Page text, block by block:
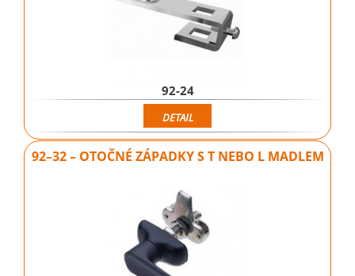
92-24
DETAIL
92–32 – OTOČNÉ ZÁPADKY S T NEBO L MADLEM